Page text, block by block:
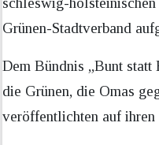
Grünen-Stadtverband
Dem Bündnis „Bunt
die Grünen, die Omas
veröffentlichten auf ihren